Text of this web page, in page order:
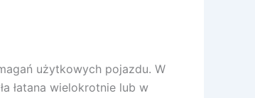
użytkowych pojazdu. W
łatana wielokrotnie lub w